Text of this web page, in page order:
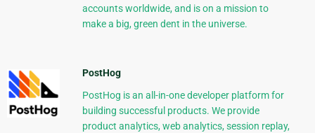
accounts worldwide, and is on a mission to
make a big, green dent in the universe.
PostHog
PostHog is an all-in-one developer platform for
building successful products. We provide
product analytics, web analytics, session replay,